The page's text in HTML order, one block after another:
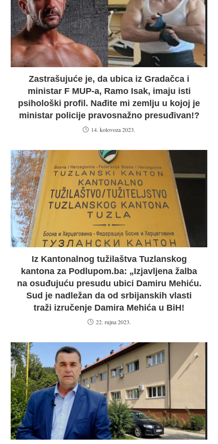
Zastrašujuće je, da ubica iz Gradačca i
ministar F MUP-a, Ramo Isak, imaju isti
psihološki profil. Nađite mi zemlju u kojoj je
ministar policije pravosnažno presuđivan!?
14. kolovoza 2023.
Iz Kantonalnog tužilaštva Tuzlanskog
kantona za Podlupom.ba: „Izjavljena žalba
na osuđujuću presudu ubici Damiru Mehiću.
Sud je nadležan da od srbijanskih vlasti
traži izručenje Damira Mehića u BiH!
22. rujna 2023.